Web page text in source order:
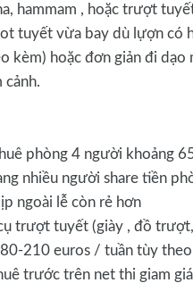
hammam , hoặc trượt
tuyết vừa bay dù lựợn có
kèm) hoặc đơn giản đi dạo
cảnh.
phòng 4 người khoảng
nhiều người share tiền
ngoài lễ còn rẻ hơn
trượt tuyết (giày , đồ
210 euros / tuần tùy theo
trước trên net thi giam